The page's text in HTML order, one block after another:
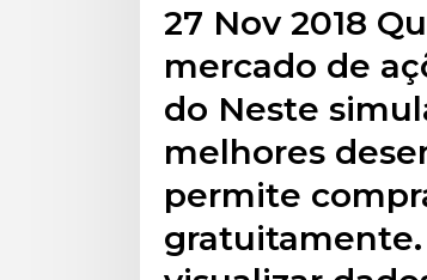
27 Nov 2018
mercado de
do Neste
melhores
permite
gratuitamente.